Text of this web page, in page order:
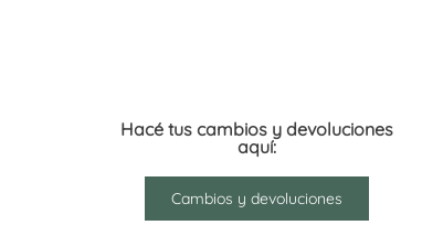
Hacé tus cambios y devoluciones
aquí:
Cambios y devoluciones